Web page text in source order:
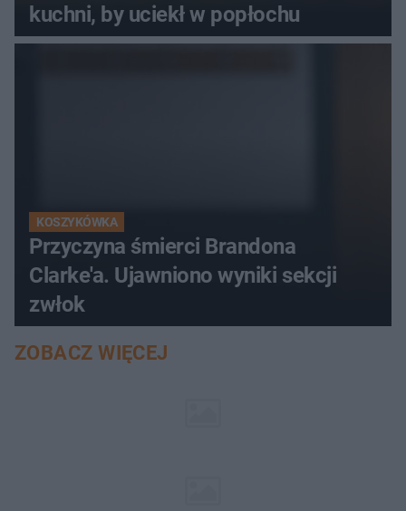
kuchni, by uciekł w popłochu
KOSZYKÓWKA
Przyczyna śmierci Brandona
Clarke'a. Ujawniono wyniki sekcji
zwłok
ZOBACZ WIĘCEJ